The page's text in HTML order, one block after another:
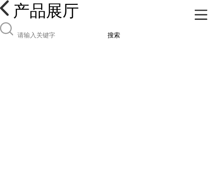
产品展厅
搜索